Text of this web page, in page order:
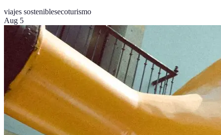
viajes sosteniblesecoturismo
Aug 5